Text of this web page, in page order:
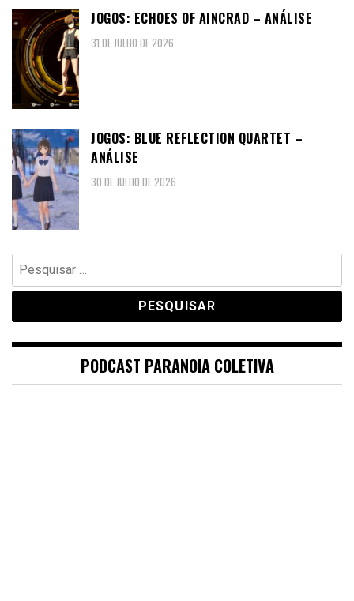
JOGOS: ECHOES OF AINCRAD – ANÁLISE
31 DE JULHO DE 2026
JOGOS: BLUE REFLECTION QUARTET –
ANÁLISE
30 DE JULHO DE 2026
Pesquisar
por:
PODCAST PARANOIA COLETIVA